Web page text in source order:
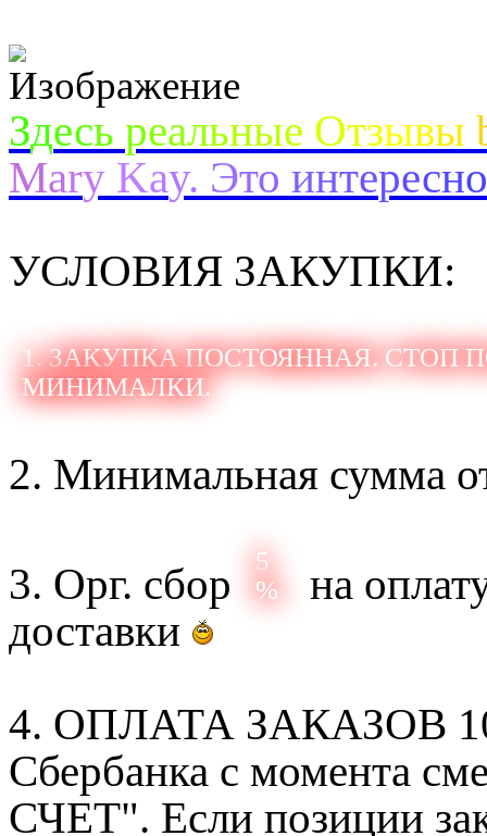
Здесь реальные Отзывы
Mary Kay. Это интересно
УСЛОВИЯ ЗАКУПКИ:
1. ЗАКУПКА ПОСТОЯННАЯ. СТОП
МИНИМАЛКИ.
2. Минимальная сумма
3. Орг. сбор
5
%
на
доставки
4. ОПЛАТА ЗАКАЗОВ
Сбербанка с момента
СЧЕТ". Если позиции